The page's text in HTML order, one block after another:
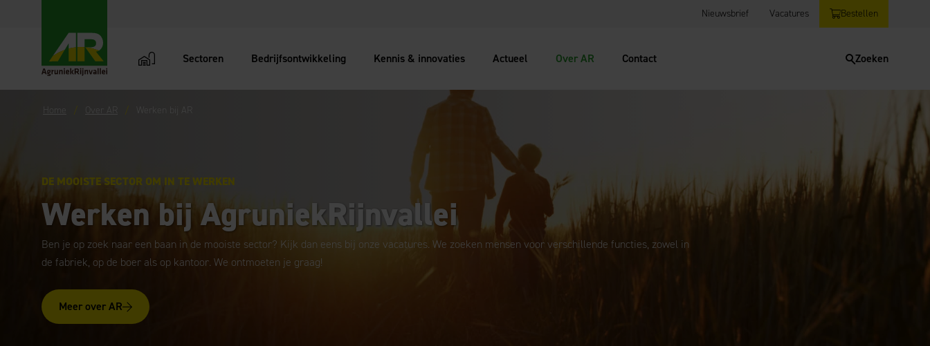
Nieuwsbrief Vacatures Bestellen
Sectoren Bedrijfsontwikkeling Kennis & innovaties Actueel Over AR Contact Zoeken
Home Over AR
DE MOOISTE SECTOR OM IN TE WERKEN
Werken bij AgruniekRijnvallei
Ben je op zoek naar een baan in de mooiste sector? Kijk dan eens bij onze vacatures. We zoeken mensen voor verschillende functies, zowel in
de fabriek, op de boer als op kantoor. We ontmoeten je graag!
Meer over AR